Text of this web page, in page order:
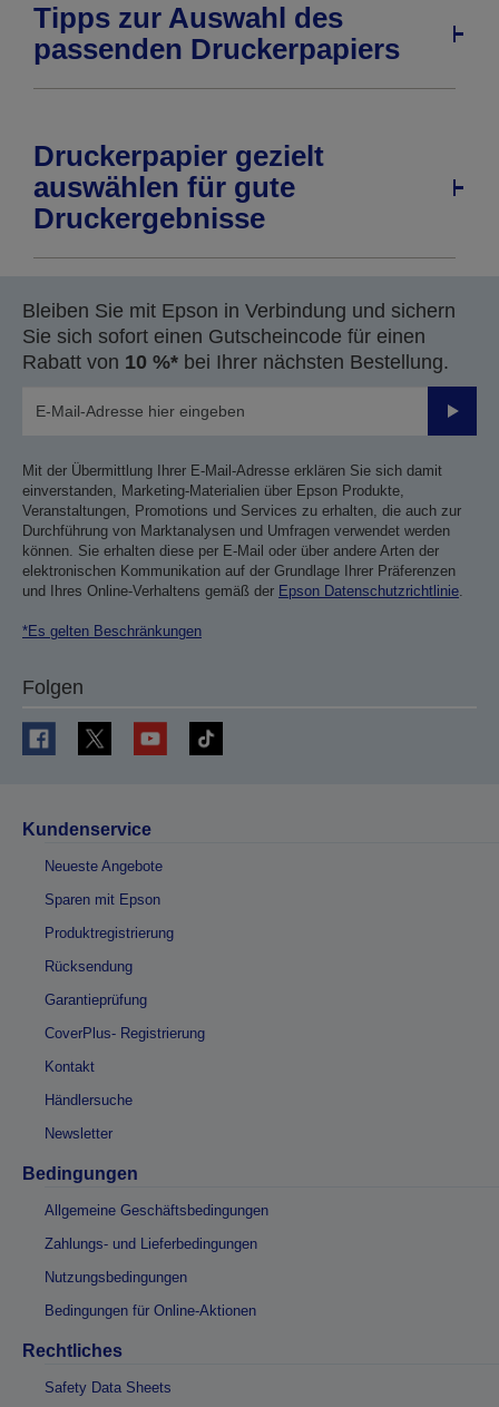
Tipps zur Auswahl des
passenden Druckerpapiers
Druckerpapier gezielt
auswählen für gute
Druckergebnisse
Bleiben Sie mit Epson in Verbindung und sichern
Sie sich sofort einen Gutscheincode für einen
Rabatt von 10 %* bei Ihrer nächsten Bestellung.
Mit der Übermittlung Ihrer E-Mail-Adresse erklären Sie sich damit
einverstanden, Marketing-Materialien über Epson Produkte,
Veranstaltungen, Promotions und Services zu erhalten, die auch zur
Durchführung von Marktanalysen und Umfragen verwendet werden
können. Sie erhalten diese per E-Mail oder über andere Arten der
elektronischen Kommunikation auf der Grundlage Ihrer Präferenzen
und Ihres Online-Verhaltens gemäß der Epson Datenschutzrichtlinie.
*Es gelten Beschränkungen
Folgen
Kundenservice
Neueste Angebote
Sparen mit Epson
Produktregistrierung
Rücksendung
Garantieprüfung
CoverPlus- Registrierung
Kontakt
Händlersuche
Newsletter
Bedingungen
Allgemeine Geschäftsbedingungen
Zahlungs- und Lieferbedingungen
Nutzungsbedingungen
Bedingungen für Online-Aktionen
Rechtliches
Safety Data Sheets